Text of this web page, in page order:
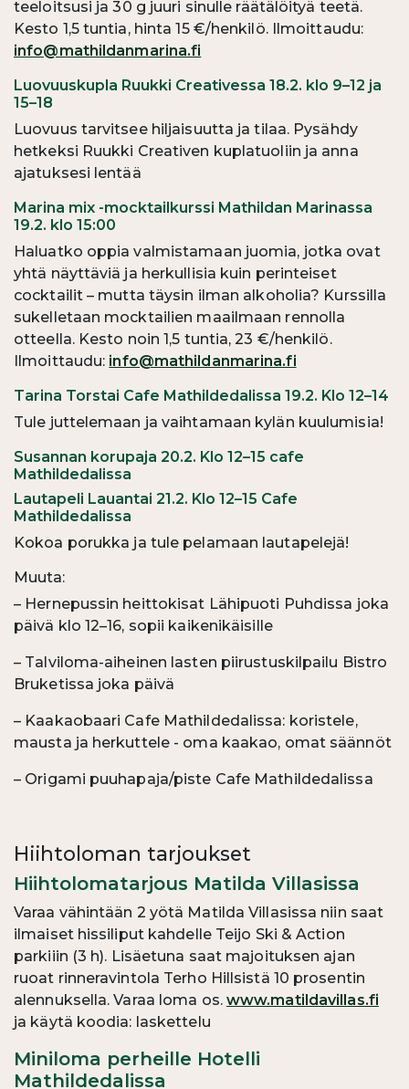
teeloitsusi ja 30 g juuri sinulle räätälöityä teetä.
Kesto 1,5 tuntia, hinta 15 €/henkilö. Ilmoittaudu:
info@mathildanmarina.fi
Luovuuskupla Ruukki Creativessa 18.2. klo 9–12 ja
15–18
Luovuus tarvitsee hiljaisuutta ja tilaa. Pysähdy
hetkeksi Ruukki Creativen kuplatuoliin ja anna
ajatuksesi lentää
Marina mix -mocktailkurssi Mathildan Marinassa
19.2. klo 15:00
Haluatko oppia valmistamaan juomia, jotka ovat
yhtä näyttäviä ja herkullisia kuin perinteiset
cocktailit – mutta täysin ilman alkoholia? Kurssilla
sukelletaan mocktailien maailmaan rennolla
otteella. Kesto noin 1,5 tuntia, 23 €/henkilö.
Ilmoittaudu: info@mathildanmarina.fi
Tarina Torstai Cafe Mathildedalissa 19.2. Klo 12–14
Tule juttelemaan ja vaihtamaan kylän kuulumisia!
Susannan korupaja 20.2. Klo 12–15 cafe
Mathildedalissa
Lautapeli Lauantai 21.2. Klo 12–15 Cafe
Mathildedalissa
Kokoa porukka ja tule pelamaan lautapelejä!
Muuta:
– Hernepussin heittokisat Lähipuoti Puhdissa joka
päivä klo 12–16, sopii kaikenikäisille
– Talviloma-aiheinen lasten piirustuskilpailu Bistro
Bruketissa joka päivä
– Kaakaobaari Cafe Mathildedalissa: koristele,
mausta ja herkuttele - oma kaakao, omat säännöt
– Origami puuhapaja/piste Cafe Mathildedalissa
Hiihtoloman tarjoukset
Hiihtolomatarjous Matilda Villasissa
Varaa vähintään 2 yötä Matilda Villasissa niin saat
ilmaiset hissiliput kahdelle Teijo Ski & Action
parkiiin (3 h). Lisäetuna saat majoituksen ajan
ruoat rinneravintola Terho Hillsistä 10 prosentin
alennuksella. Varaa loma os. www.matildavillas.fi
ja käytä koodia: laskettelu
Miniloma perheille Hotelli
Mathildedalissa